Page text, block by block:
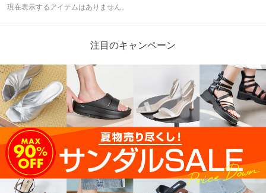
現在表示するアイテムはありません。
注目のキャンペーン